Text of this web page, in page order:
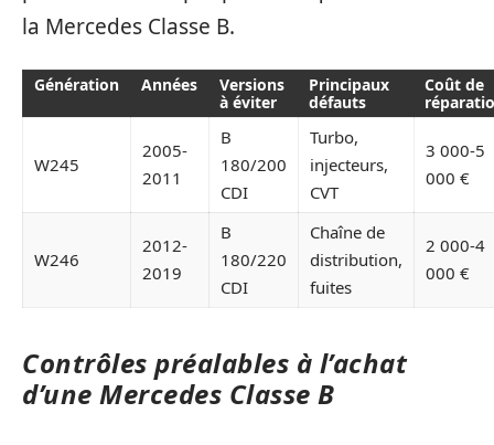
la Mercedes Classe B.
Génération Années
Versions
à éviter
Principaux
défauts
Coût de
W245
2005-
2011
B
180/200
CDI
Turbo,
injecteurs,
CVT
3 000-5
000 €
W246
2012-
2019
B
180/220
CDI
Chaîne de
distribution,
fuites
2 000-4
000 €
Contrôles préalables à l’achat
d’une Mercedes Classe B